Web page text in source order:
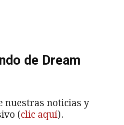
de Dream
nuestras noticias y
(clic aquí).